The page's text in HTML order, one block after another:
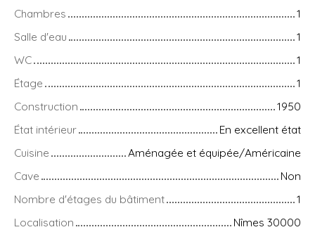
Chambres
1
Salle d'eau
1
WC
1
Étage
1
Construction
1950
État intérieur
En excellent état
Cuisine
Aménagée et équipée/Américaine
Cave
Non
Nombre d'étages du bâtiment
1
Localisation
Nîmes 30000